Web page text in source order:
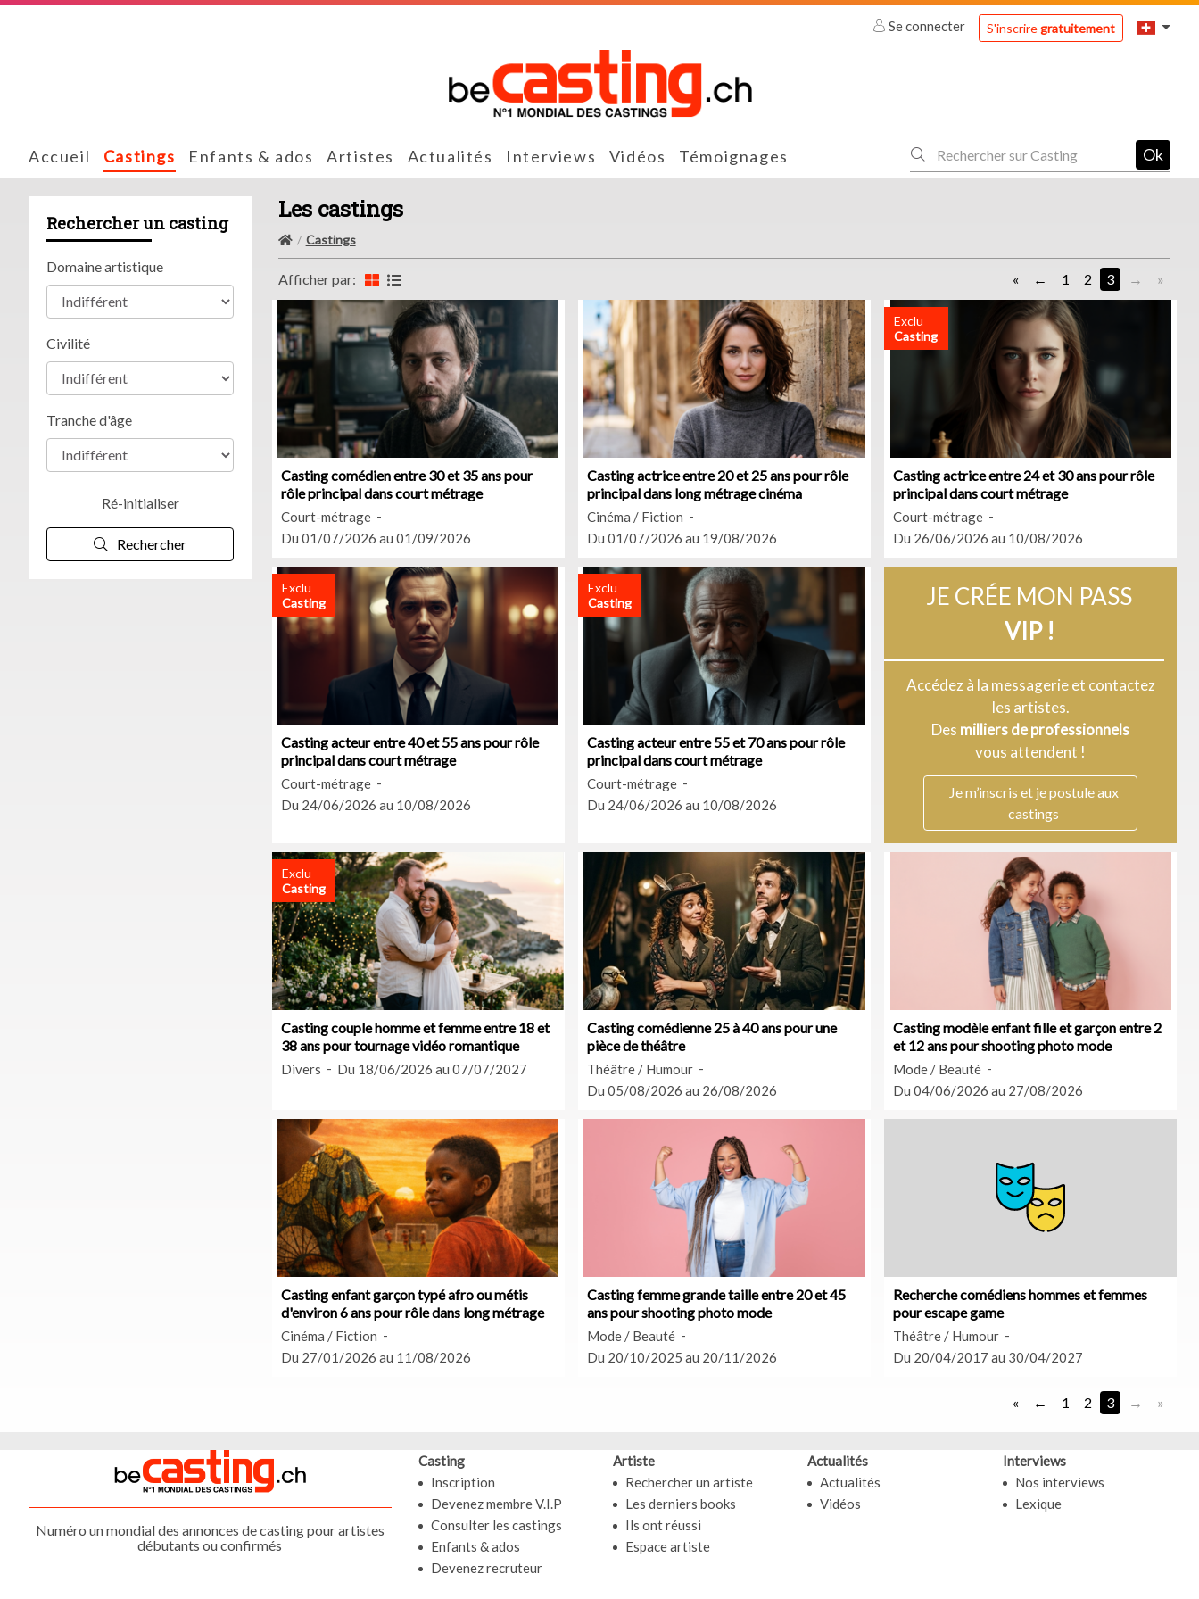
Se connecter S'inscriregratuitement
Accueil Castings Enfants & ados Artistes Actualités Interviews Vidéos Témoignages Ok
Rechercher un casting
Domaine artistique
Civilité
Tranche d'âge
Ré-initialiser
Rechercher
Les castings
Castings
Afficher par: « 1 2 3 »
Casting comédien entre 30 et 35 ans pour
rôle principal dans court métrage
Court-métrage
Du 01/07/2026 au 01/09/2026
Casting actrice entre 20 et 25 ans pour rôle
principal dans long métrage cinéma
Cinéma / Fiction
Du 01/07/2026 au 19/08/2026
Exclu
Casting
Casting actrice entre 24 et 30 ans pour rôle
principal dans court métrage
Court-métrage
Du 26/06/2026 au 10/08/2026
Exclu
Casting
Casting acteur entre 40 et 55 ans pour rôle
principal dans court métrage
Court-métrage
Du 24/06/2026 au 10/08/2026
Exclu
Casting
Casting acteur entre 55 et 70 ans pour rôle
principal dans court métrage
Court-métrage
Du 24/06/2026 au 10/08/2026
JE CRÉE MON PASS
VIP !
Accédez à la messagerie et contactez
les artistes.
Des milliers de professionnels
vous attendent !
Je m’inscris et je postule aux
castings
Exclu
Casting
Casting couple homme et femme entre 18 et
38 ans pour tournage vidéo romantique
Divers Du 18/06/2026 au 07/07/2027
Casting comédienne 25 à 40 ans pour une
pièce de théâtre
Théâtre / Humour
Du 05/08/2026 au 26/08/2026
Casting modèle enfant fille et garçon entre 2
et 12 ans pour shooting photo mode
Mode / Beauté
Du 04/06/2026 au 27/08/2026
Casting enfant garçon typé afro ou métis
d'environ 6 ans pour rôle dans long métrage
Cinéma / Fiction
Du 27/01/2026 au 11/08/2026
Casting femme grande taille entre 20 et 45
ans pour shooting photo mode
Mode / Beauté
Du 20/10/2025 au 20/11/2026
Recherche comédiens hommes et femmes
pour escape game
Théâtre / Humour
Du 20/04/2017 au 30/04/2027
« 1 2 3 »
Numéro un mondial des annonces de casting pour artistes
débutants ou confirmés
Casting
Inscription
Devenez membre V.I.P
Consulter les castings
Enfants & ados
Devenez recruteur
Artiste
Rechercher un artiste
Les derniers books
Ils ont réussi
Espace artiste
Actualités
Actualités
Vidéos
Interviews
Nos interviews
Lexique
Nous utilisons des cookies qui facilitent l'utilisation du site,
À quoi servent ces cookies :
Cookies obligatoires
Régies publicitaires